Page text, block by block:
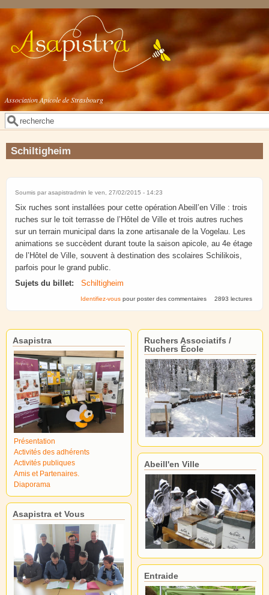
Aller au contenu principal
Association Apicole de Strasbourg
Formulaire de recherche
Rechercher
Schiltigheim
Soumis par asapistradmin le ven, 27/02/2015 - 14:23
Six ruches sont installées pour cette opération Abeill’en Ville : trois
ruches sur le toit terrasse de l’Hôtel de Ville et trois autres ruches
sur un terrain municipal dans la zone artisanale de la Vogelau. Les
animations se succèdent durant toute la saison apicole, au 4e étage
de l’Hôtel de Ville, souvent à destination des scolaires Schilikois,
parfois pour le grand public.
Sujets du billet:
Schiltigheim
Identifiez-vous pour poster des commentaires 2893 lectures
Asapistra
Présentation
Activités des adhérents
Activités publiques
Amis et Partenaires.
Diaporama
Asapistra et Vous
Ruchers Associatifs /
Ruchers École
Abeill'en Ville
Entraide